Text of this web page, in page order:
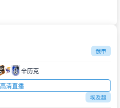
俄甲
辛历克
高清直播
埃及超